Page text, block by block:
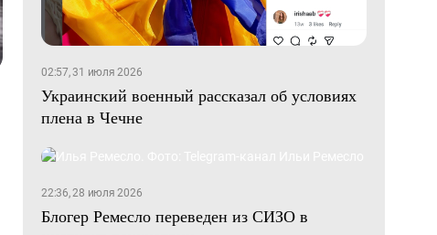
02:57, 31 июля 2026
Украинский военный рассказал об условиях
плена в Чечне
22:36, 28 июля 2026
Блогер Ремесло переведен из СИЗО в